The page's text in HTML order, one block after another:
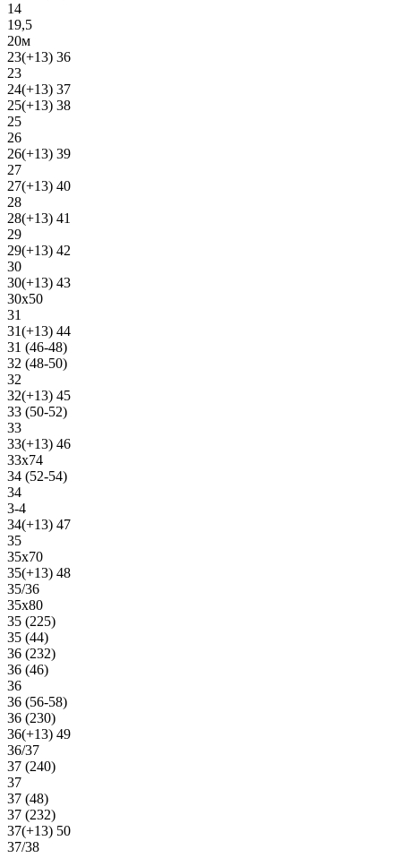
14
19,5
20м
23(+13) 36
23
24(+13) 37
25(+13) 38
25
26
26(+13) 39
27
27(+13) 40
28
28(+13) 41
29
29(+13) 42
30
30(+13) 43
30х50
31
31(+13) 44
31 (46-48)
32 (48-50)
32
32(+13) 45
33 (50-52)
33
33(+13) 46
33х74
34 (52-54)
34
3-4
34(+13) 47
35
35х70
35(+13) 48
35/36
35х80
35 (225)
35 (44)
36 (232)
36 (46)
36
36 (56-58)
36 (230)
36(+13) 49
36/37
37 (240)
37
37 (48)
37 (232)
37(+13) 50
37/38